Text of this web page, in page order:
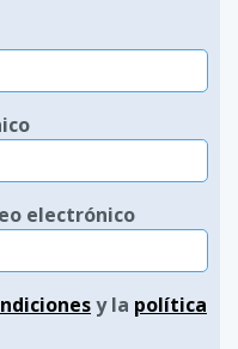
electrónico
y la política